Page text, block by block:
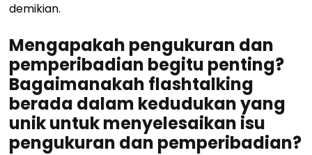
demikian.
Mengapakah pengukuran dan
pemperibadian begitu penting?
Bagaimanakah flashtalking
berada dalam kedudukan yang
unik untuk menyelesaikan isu
pengukuran dan pemperibadian?